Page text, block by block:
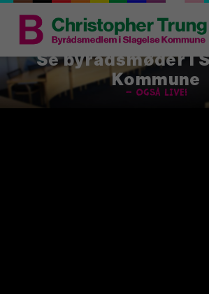
Se byrådsmøder i
Kommune
– også live!